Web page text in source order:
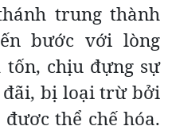
trung thành
bước với lòng
chịu đựng sự
đãi, bị loại trừ bởi
thể chế hóa.